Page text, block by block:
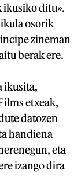
ikusiko ditu».
osorik
zineman
berak ere.
ikusita,
etxeak,
datozen
handiena
eta
izango dira